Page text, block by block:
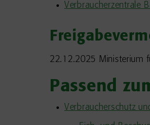
Verbraucherzentrale
22.12.2025 Ministerium
Passend
Verbraucherschutz